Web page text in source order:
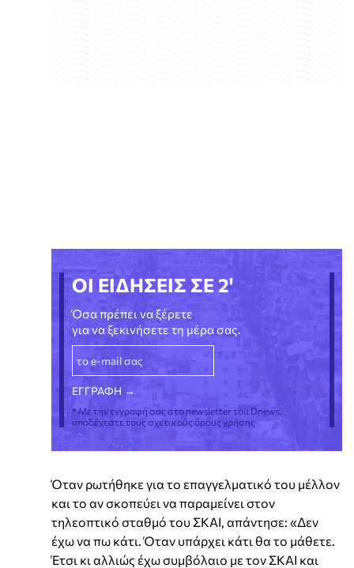
ΟΙ ΕΙΔΗΣΕΙΣ ΣΕ 2'
Όσα πρέπει να ξέρετε
για να ξεκινήσετε τη μέρα σας.
* Με την εγγραφή σας στο newsletter του Dnews,
αποδέχεστε τους σχετικούς όρους χρήσης
Όταν ρωτήθηκε για το επαγγελματικό του μέλλον
και το αν σκοπεύει να παραμείνει στον
τηλεοπτικό σταθμό του ΣΚΑΙ, απάντησε: «Δεν
έχω να πω κάτι. Όταν υπάρχει κάτι θα το μάθετε.
Έτσι κι αλλιώς έχω συμβόλαιο με τον ΣΚΑΙ και